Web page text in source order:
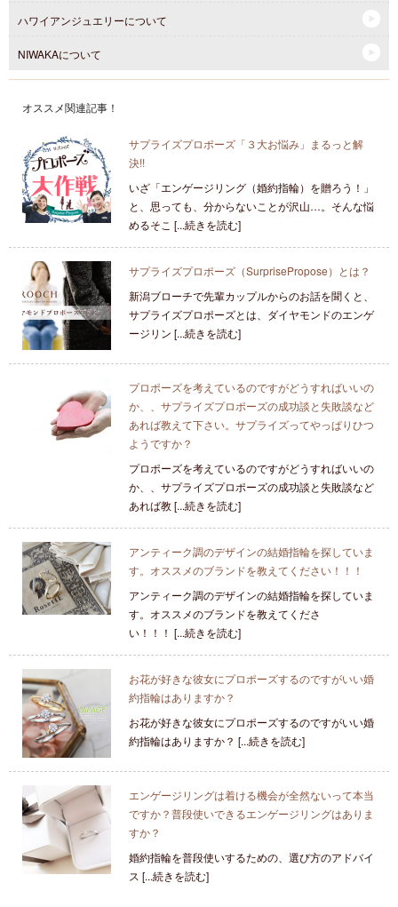
ハワイアンジュエリーについて
NIWAKAについて
オススメ関連記事！
サプライズプロポーズ「３大お悩み」まるっと解
決!!
いざ「エンゲージリング（婚約指輪）を贈ろう！」
と、思っても、分からないことが沢山…。そんな悩
めるそこ [...続きを読む]
サプライズプロポーズ（SurprisePropose）とは？
新潟ブローチで先輩カップルからのお話を聞くと、
サプライズプロポーズとは、ダイヤモンドのエンゲ
ージリン [...続きを読む]
プロポーズを考えているのですがどうすればいいの
か、、サプライズプロポーズの成功談と失敗談など
あれば教えて下さい。サプライズってやっぱりひつ
ようですか？
プロポーズを考えているのですがどうすればいいの
か、、サプライズプロポーズの成功談と失敗談など
あれば教 [...続きを読む]
アンティーク調のデザインの結婚指輪を探していま
す。オススメのブランドを教えてください！！！
アンティーク調のデザインの結婚指輪を探していま
す。オススメのブランドを教えてくださ
い！！！ [...続きを読む]
お花が好きな彼女にプロポーズするのですがいい婚
約指輪はありますか？
お花が好きな彼女にプロポーズするのですがいい婚
約指輪はありますか？ [...続きを読む]
エンゲージリングは着ける機会が全然ないって本当
ですか？普段使いできるエンゲージリングはありま
すか？
婚約指輪を普段使いするための、選び方のアドバイ
ス [...続きを読む]